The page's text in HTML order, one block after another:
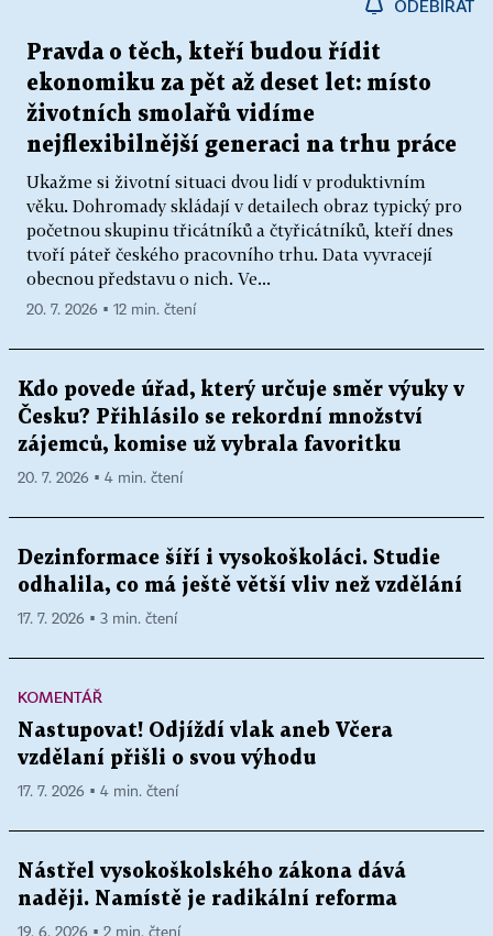
ODEBÍRAT
Pravda o těch, kteří budou řídit
ekonomiku za pět až deset let: místo
životních smolařů vidíme
nejflexibilnější generaci na trhu práce
Ukažme si životní situaci dvou lidí v produktivním
věku. Dohromady skládají v detailech obraz typický pro
početnou skupinu třicátníků a čtyřicátníků, kteří dnes
tvoří páteř českého pracovního trhu. Data vyvracejí
obecnou představu o nich. Ve...
20. 7. 2026 ▪ 12 min. čtení
Kdo povede úřad, který určuje směr výuky v
Česku? Přihlásilo se rekordní množství
zájemců, komise už vybrala favoritku
20. 7. 2026 ▪ 4 min. čtení
Dezinformace šíří i vysokoškoláci. Studie
odhalila, co má ještě větší vliv než vzdělání
17. 7. 2026 ▪ 3 min. čtení
KOMENTÁŘ
Nastupovat! Odjíždí vlak aneb Včera
vzdělaní přišli o svou výhodu
17. 7. 2026 ▪ 4 min. čtení
Nástřel vysokoškolského zákona dává
naději. Namístě je radikální reforma
19. 6. 2026 ▪ 2 min. čtení